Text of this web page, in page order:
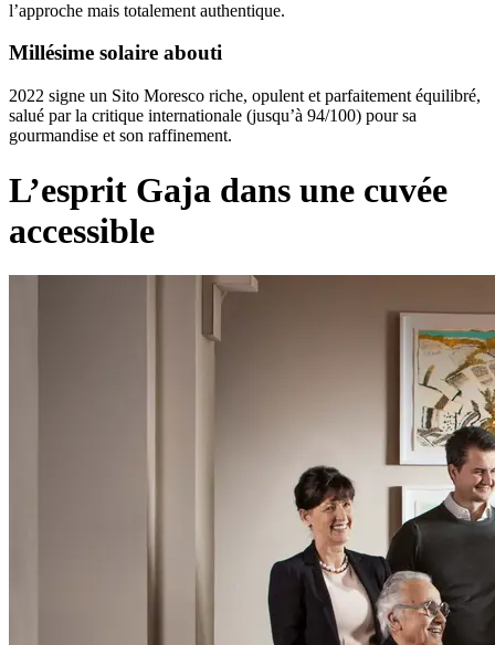
l’approche mais totalement authentique.
Millésime solaire abouti
2022 signe un Sito Moresco riche, opulent et parfaitement équilibré,
salué par la critique internationale (jusqu’à 94/100) pour sa
gourmandise et son raffinement.
L’esprit Gaja dans une cuvée
accessible